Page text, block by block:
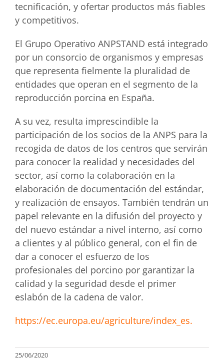
tecnificación, y ofertar productos más fiables
y competitivos.
El Grupo Operativo ANPSTAND está integrado
por un consorcio de organismos y empresas
que representa fielmente la pluralidad de
entidades que operan en el segmento de la
reproducción porcina en España.
A su vez, resulta imprescindible la
participación de los socios de la ANPS para la
recogida de datos de los centros que servirán
para conocer la realidad y necesidades del
sector, así como la colaboración en la
elaboración de documentación del estándar,
y realización de ensayos. También tendrán un
papel relevante en la difusión del proyecto y
del nuevo estándar a nivel interno, así como
a clientes y al público general, con el fin de
dar a conocer el esfuerzo de los
profesionales del porcino por garantizar la
calidad y la seguridad desde el primer
eslabón de la cadena de valor.
https://ec.europa.eu/agriculture/index_es.
25/06/2020